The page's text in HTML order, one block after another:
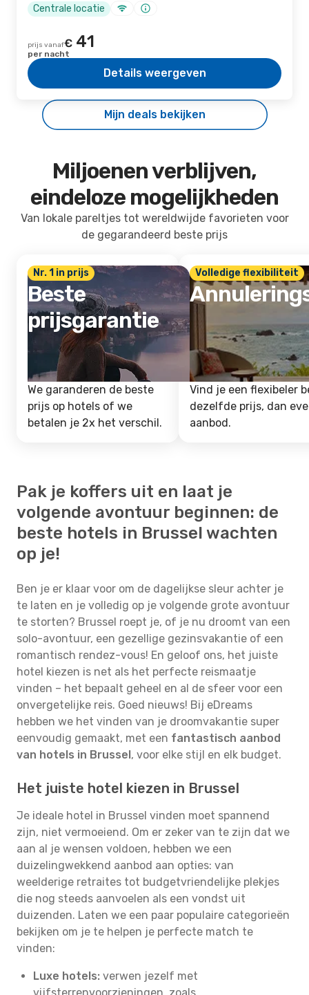
Centrale locatie
prijs vanaf€ 41
per nacht
Details weergeven
Mijn deals bekijken
Miljoenen verblijven,
eindeloze mogelijkheden
Van lokale pareltjes tot wereldwijde favorieten voor
de gegarandeerd beste prijs
Nr. 1 in prijs
Beste
prijsgarantie
We garanderen de beste
prijs op hotels of we
betalen je 2x het verschil.
Volledige flexibiliteit
Vind je een flexibeler
dezelfde prijs, dan
aanbod.
Pak je koffers uit en laat je
volgende avontuur beginnen: de
beste hotels in Brussel wachten
op je!
Ben je er klaar voor om de dagelijkse sleur achter je
te laten en je volledig op je volgende grote avontuur
te storten? Brussel roept je, of je nu droomt van een
solo-avontuur, een gezellige gezinsvakantie of een
romantisch rendez-vous! En geloof ons, het juiste
hotel kiezen is net als het perfecte reismaatje
vinden – het bepaalt geheel en al de sfeer voor een
onvergetelijke reis. Goed nieuws! Bij eDreams
hebben we het vinden van je droomvakantie super
eenvoudig gemaakt, met een fantastisch aanbod
van hotels in Brussel, voor elke stijl en elk budget.
Het juiste hotel kiezen in Brussel
Je ideale hotel in Brussel vinden moet spannend
zijn, niet vermoeiend. Om er zeker van te zijn dat we
aan al je wensen voldoen, hebben we een
duizelingwekkend aanbod aan opties: van
weelderige retraites tot budgetvriendelijke plekjes
die nog steeds aanvoelen als een vondst uit
duizenden. Laten we een paar populaire categorieën
bekijken om je te helpen je perfecte match te
vinden:
Luxe hotels: verwen jezelf met